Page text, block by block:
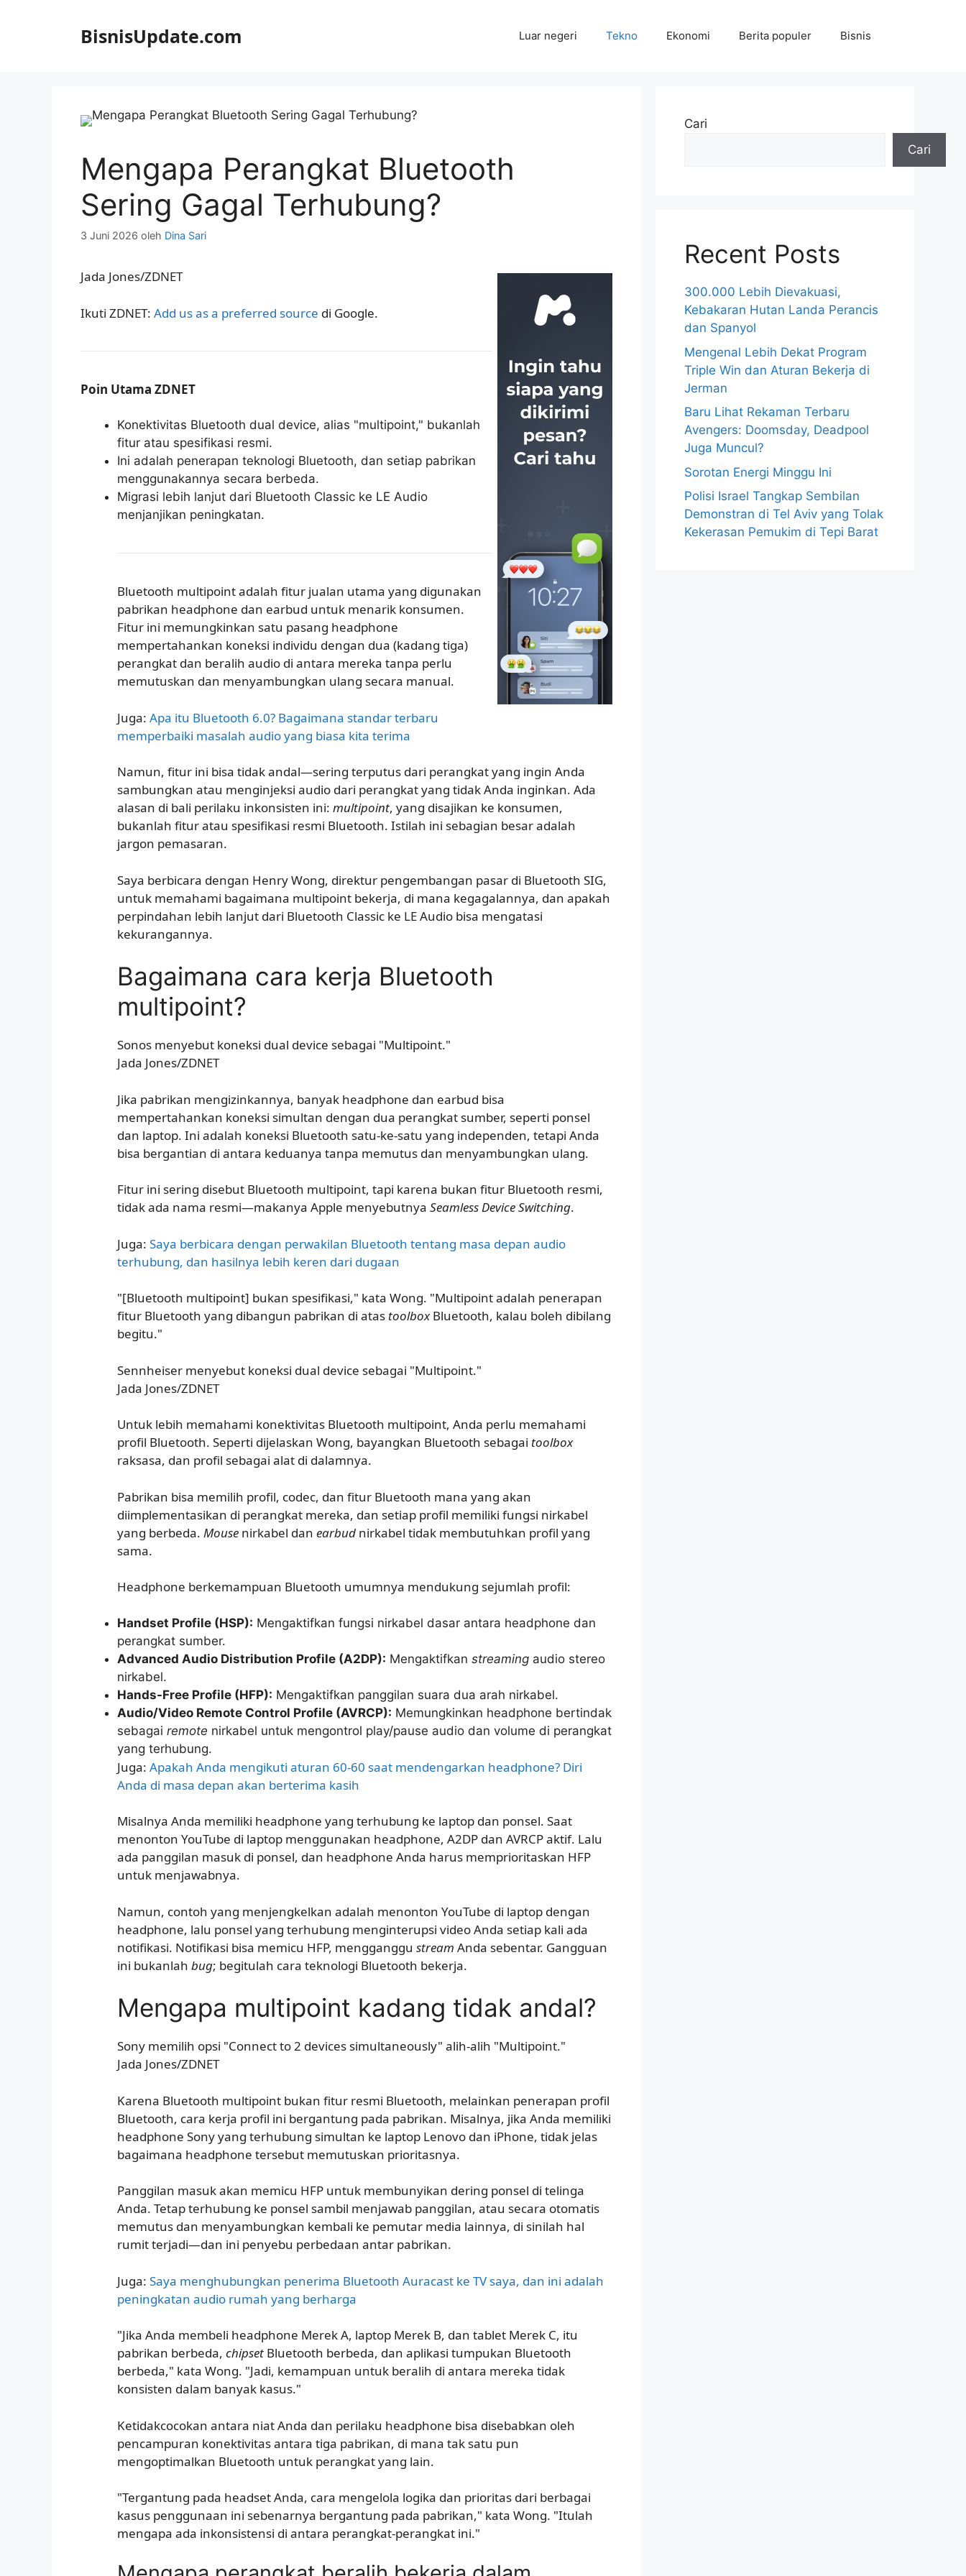
BisnisUpdate.com Luar negeri Tekno Ekonomi Berita populer Bisnis
Mengapa Perangkat Bluetooth
Sering Gagal Terhubung?
3 Juni 2026 oleh Dina Sari
Jada Jones/ZDNET
Ikuti ZDNET: Add us as a preferred source di Google.
Poin Utama ZDNET
Konektivitas Bluetooth dual device, alias "multipoint," bukanlah
fitur atau spesifikasi resmi.
Ini adalah penerapan teknologi Bluetooth, dan setiap pabrikan
menggunakannya secara berbeda.
Migrasi lebih lanjut dari Bluetooth Classic ke LE Audio
menjanjikan peningkatan.
Bluetooth multipoint adalah fitur jualan utama yang digunakan
pabrikan headphone dan earbud untuk menarik konsumen.
Fitur ini memungkinkan satu pasang headphone
mempertahankan koneksi individu dengan dua (kadang tiga)
perangkat dan beralih audio di antara mereka tanpa perlu
memutuskan dan menyambungkan ulang secara manual.
Juga: Apa itu Bluetooth 6.0? Bagaimana standar terbaru
memperbaiki masalah audio yang biasa kita terima
Namun, fitur ini bisa tidak andal—sering terputus dari perangkat yang ingin Anda
sambungkan atau menginjeksi audio dari perangkat yang tidak Anda inginkan. Ada
alasan di bali perilaku inkonsisten ini: multipoint, yang disajikan ke konsumen,
bukanlah fitur atau spesifikasi resmi Bluetooth. Istilah ini sebagian besar adalah
jargon pemasaran.
Saya berbicara dengan Henry Wong, direktur pengembangan pasar di Bluetooth SIG,
untuk memahami bagaimana multipoint bekerja, di mana kegagalannya, dan apakah
perpindahan lebih lanjut dari Bluetooth Classic ke LE Audio bisa mengatasi
kekurangannya.
Bagaimana cara kerja Bluetooth
multipoint?
Sonos menyebut koneksi dual device sebagai "Multipoint."
Jada Jones/ZDNET
Jika pabrikan mengizinkannya, banyak headphone dan earbud bisa
mempertahankan koneksi simultan dengan dua perangkat sumber, seperti ponsel
dan laptop. Ini adalah koneksi Bluetooth satu-ke-satu yang independen, tetapi Anda
bisa bergantian di antara keduanya tanpa memutus dan menyambungkan ulang.
Fitur ini sering disebut Bluetooth multipoint, tapi karena bukan fitur Bluetooth resmi,
tidak ada nama resmi—makanya Apple menyebutnya Seamless Device Switching.
Juga: Saya berbicara dengan perwakilan Bluetooth tentang masa depan audio
terhubung, dan hasilnya lebih keren dari dugaan
"[Bluetooth multipoint] bukan spesifikasi," kata Wong. "Multipoint adalah penerapan
fitur Bluetooth yang dibangun pabrikan di atas toolboxBluetooth, kalau boleh dibilang
begitu."
Sennheiser menyebut koneksi dual device sebagai "Multipoint."
Jada Jones/ZDNET
Untuk lebih memahami konektivitas Bluetooth multipoint, Anda perlu memahami
profil Bluetooth. Seperti dijelaskan Wong, bayangkan Bluetooth sebagai toolbox
raksasa, dan profil sebagai alat di dalamnya.
Pabrikan bisa memilih profil, codec, dan fitur Bluetooth mana yang akan
diimplementasikan di perangkat mereka, dan setiap profil memiliki fungsi nirkabel
yang berbeda. Mouse nirkabel dan earbud nirkabel tidak membutuhkan profil yang
sama.
Headphone berkemampuan Bluetooth umumnya mendukung sejumlah profil:
Handset Profile (HSP): Mengaktifkan fungsi nirkabel dasar antara headphone dan
perangkat sumber.
Advanced Audio Distribution Profile (A2DP): Mengaktifkan streaming audio stereo
nirkabel.
Hands-Free Profile (HFP): Mengaktifkan panggilan suara dua arah nirkabel.
Audio/Video Remote Control Profile (AVRCP): Memungkinkan headphone bertindak
sebagai remote nirkabel untuk mengontrol play/pause audio dan volume di perangkat
yang terhubung.
Juga: Apakah Anda mengikuti aturan 60-60 saat mendengarkan headphone? Diri
Anda di masa depan akan berterima kasih
Misalnya Anda memiliki headphone yang terhubung ke laptop dan ponsel. Saat
menonton YouTube di laptop menggunakan headphone, A2DP dan AVRCP aktif. Lalu
ada panggilan masuk di ponsel, dan headphone Anda harus memprioritaskan HFP
untuk menjawabnya.
Namun, contoh yang menjengkelkan adalah menonton YouTube di laptop dengan
headphone, lalu ponsel yang terhubung menginterupsi video Anda setiap kali ada
notifikasi. Notifikasi bisa memicu HFP, mengganggu stream Anda sebentar. Gangguan
ini bukanlah bug; begitulah cara teknologi Bluetooth bekerja.
Mengapa multipoint kadang tidak andal?
Sony memilih opsi "Connect to 2 devices simultaneously" alih-alih "Multipoint."
Jada Jones/ZDNET
Karena Bluetooth multipoint bukan fitur resmi Bluetooth, melainkan penerapan profil
Bluetooth, cara kerja profil ini bergantung pada pabrikan. Misalnya, jika Anda memiliki
headphone Sony yang terhubung simultan ke laptop Lenovo dan iPhone, tidak jelas
bagaimana headphone tersebut memutuskan prioritasnya.
Panggilan masuk akan memicu HFP untuk membunyikan dering ponsel di telinga
Anda. Tetap terhubung ke ponsel sambil menjawab panggilan, atau secara otomatis
memutus dan menyambungkan kembali ke pemutar media lainnya, di sinilah hal
rumit terjadi—dan ini penyebu perbedaan antar pabrikan.
Juga: Saya menghubungkan penerima Bluetooth Auracast ke TV saya, dan ini adalah
peningkatan audio rumah yang berharga
"Jika Anda membeli headphone Merek A, laptop Merek B, dan tablet Merek C, itu
pabrikan berbeda, chipset Bluetooth berbeda, dan aplikasi tumpukan Bluetooth
berbeda," kata Wong. "Jadi, kemampuan untuk beralih di antara mereka tidak
konsisten dalam banyak kasus."
Ketidakcocokan antara niat Anda dan perilaku headphone bisa disebabkan oleh
pencampuran konektivitas antara tiga pabrikan, di mana tak satu pun
mengoptimalkan Bluetooth untuk perangkat yang lain.
"Tergantung pada headset Anda, cara mengelola logika dan prioritas dari berbagai
kasus penggunaan ini sebenarnya bergantung pada pabrikan," kata Wong. "Itulah
mengapa ada inkonsistensi di antara perangkat-perangkat ini."
Cari
Cari
Recent Posts
300.000 Lebih Dievakuasi,
Kebakaran Hutan Landa Perancis
dan Spanyol
Mengenal Lebih Dekat Program
Triple Win dan Aturan Bekerja di
Jerman
Baru Lihat Rekaman Terbaru
Avengers: Doomsday, Deadpool
Juga Muncul?
Sorotan Energi Minggu Ini
Polisi Israel Tangkap Sembilan
Demonstran di Tel Aviv yang Tolak
Kekerasan Pemukim di Tepi Barat